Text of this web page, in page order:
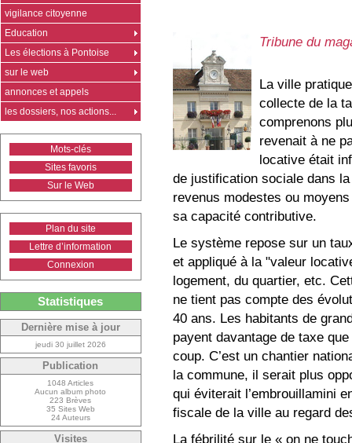
Tribune du
La ville
collecte de la
comprenons
revenait à ne
locative était
de justification sociale dans
revenus modestes ou
sa capacité contributive.
Le système repose sur un
et appliqué à la "valeur
logement, du quartier, etc.
ne tient pas compte des
40 ans. Les habitants de
payent davantage de taxe
coup. C’est un chantier
la commune, il serait plus
qui éviterait l’embrouillamini
fiscale de la ville au regard
La fébrilité sur le « on ne
vigilance citoyenne
Education
Les élections à Pontoise
sur le web
annonces et appels
les dossiers, nos actions...
Mots-clés
Sites favoris
Sur le Web
Plan du site
Lettre d’information
Connexion
Statistiques
Dernière mise à jour
jeudi 30 juillet 2026
Publication
1048 Articles
Aucun album photo
223 Brèves
35 Sites Web
24 Auteurs
Visites